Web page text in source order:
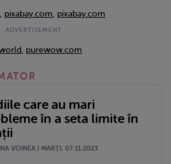
pixabay.com pixabay.com
purewow.com
care au mari
în a seta limite în
VOINEA | MARŢI, 07.11.2023